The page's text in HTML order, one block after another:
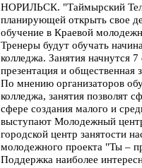
НОРИЛЬСК. "Таймырский
планирующей открыть свое
обучение в Краевой
Тренеры будут обучать
колледжа. Занятия начнутся
презентация и общественная
По мнению организаторов
колледжа, занятия позволят
сфере создания малого и
выступают Молодежный
городской центр занятости
молодежного проекта "Ты –
Поддержка наиболее